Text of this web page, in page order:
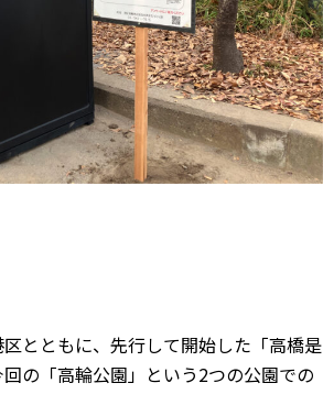
とともに、先行して開始した「高橋是
の「高輪公園」という2つの公園での